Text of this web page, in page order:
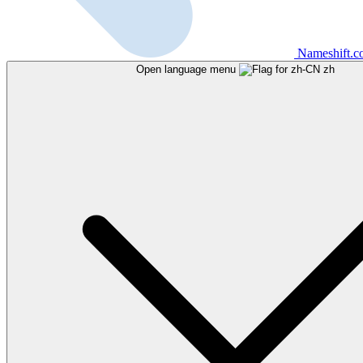
Open language menu zh